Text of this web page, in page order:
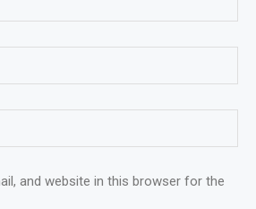
and website in this browser for the